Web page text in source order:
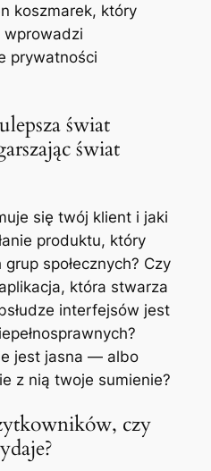
koszmarek, który
wprowadzi
prywatności
świat
świat
się twój klient i jaki
produktu, który
społecznych? Czy
która stwarza
interfejsów jest
jest jasna — albo
z nią twoje sumienie?
czy